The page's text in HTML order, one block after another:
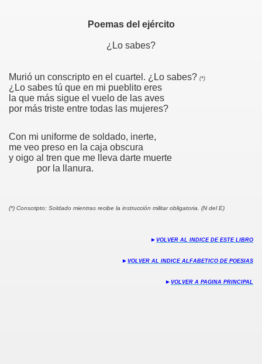
Poemas del ejército
¿Lo sabes?
Murió un conscripto en el cuartel. ¿Lo sabes? (*)
¿Lo sabes tú que en mi pueblito eres
la que más sigue el vuelo de las aves
por más triste entre todas las mujeres?
Con mi uniforme de soldado, inerte,
me veo preso en la caja obscura
y oigo al tren que me lleva darte muerte
por la llanura.
(*) Conscripto: Soldado mientras recibe la instrucción militar obligatoria. (N del E)
► VOLVER AL INDICE DE ESTE LIBRO
► VOLVER AL INDICE ALFABETICO DE POESIAS
► VOLVER A PAGINA PRINCIPAL
DE JOSE PEDRONI